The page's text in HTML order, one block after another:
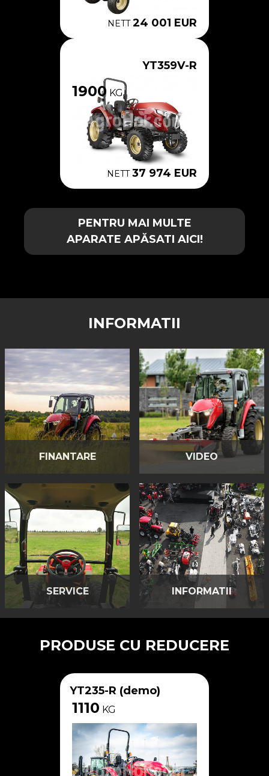
NETT24 001 EUR
YT359V-R
1900 KG
NETT37 974 EUR
PENTRU MAI MULTE
APARATE APĂSATI AICI!
INFORMATII
FINANTARE VIDEO
SERVICE INFORMATII
PRODUSE CU REDUCERE
YT235-R (demo)
1110 KG